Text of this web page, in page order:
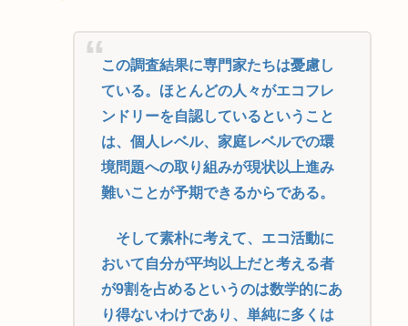
この調査結果に専門家たちは憂慮し
ている。ほとんどの人々がエコフレ
ンドリーを自認しているということ
は、個人レベル、家庭レベルでの環
境問題への取り組みが現状以上進み
難いことが予期できるからである。
そして素朴に考えて、エコ活動に
おいて自分が平均以上だと考える者
が9割を占めるというのは数学的にあ
り得ないわけであり、単純に多くは